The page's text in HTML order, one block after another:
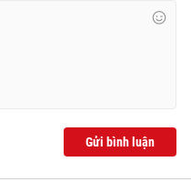
Gửi bình luận